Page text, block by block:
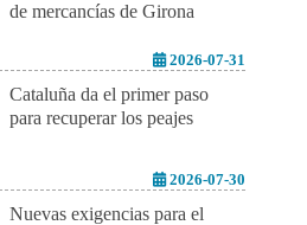
de mercancías de Girona
2026-07-31
Cataluña da el primer paso
para recuperar los peajes
2026-07-30
Nuevas exigencias para el